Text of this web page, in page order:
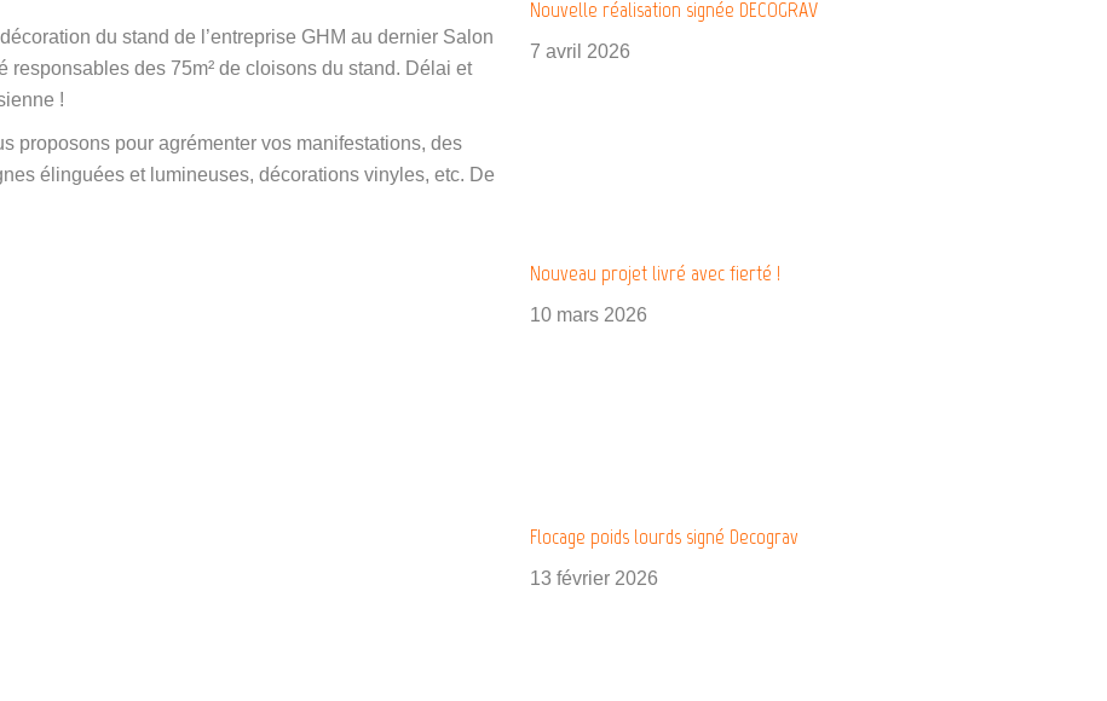
du stand de l’entreprise GHM au dernier Salon
responsables des 75m² de cloisons du stand. Délai et
!
proposons pour agrémenter vos manifestations, des
élinguées et lumineuses, décorations vinyles, etc. De
Nouvelle réalisation signée DECOGRAV
7 avril 2026
Nouveau projet livré avec fierté !
10 mars 2026
Flocage poids lourds signé Decograv
13 février 2026